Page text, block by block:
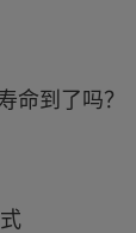
命到了吗？